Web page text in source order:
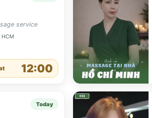
service
12:00
Today